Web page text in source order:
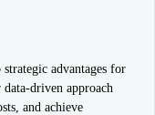
advantages for
driven approach
and achieve